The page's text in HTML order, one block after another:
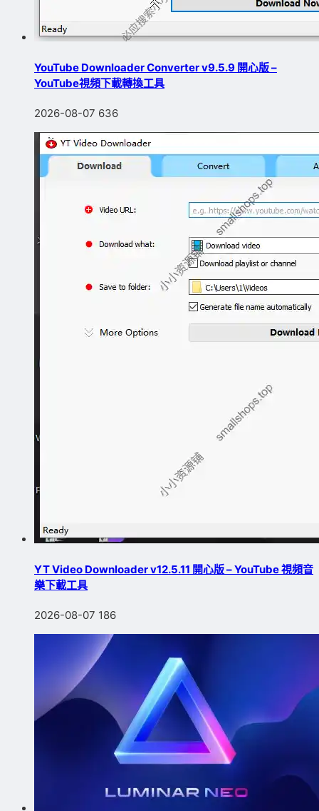
YouTube Downloader Converter v9.5.9 開心版 –
YouTube視頻下載轉換工具
2026-08-07 636
YT Video Downloader v12.5.11 開心版 – YouTube 視頻音
樂下載工具
2026-08-07 186